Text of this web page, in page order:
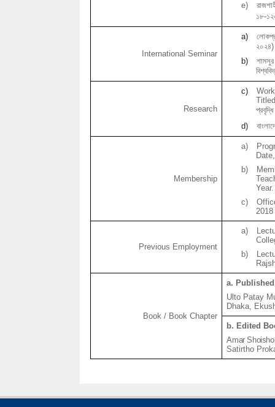
e)
১৮-
International Seminar
a)
২০২৪)
b)
শামসুর
Research
c)
প্রবৃদ্ধি
d)
Membership
a)
b)
Year.
c)
Previous Employment
a)
b)
Book / Book Chapter
a.
Ulto Patay
Dhaka,
b. Edited
Amar
Satirtho